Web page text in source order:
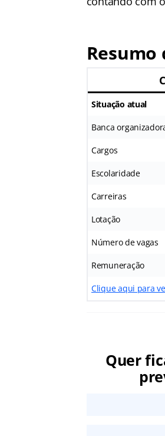
Resumo
Situação atual
Banca
Cargos
Escolaridade
Carreiras
Lotação
Número de vagas
Remuneração
Clique aqui para
Quer